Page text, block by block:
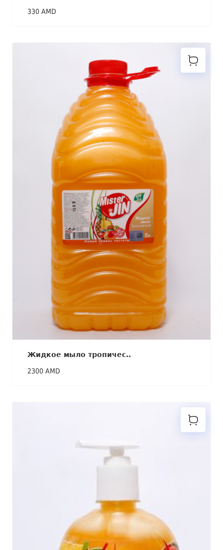
330 AMD
Жидкое мыло тропичес..
2300 AMD